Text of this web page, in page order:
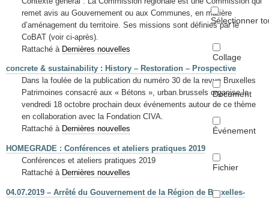
Sélectionner
Collage
Document
Événement
Fichier
remet avis au Gouvernement ou aux Communes, en matière
d’aménagement du territoire. Ses missions sont définies par le
CoBAT (voir ci-après).
Rattaché à Dernières nouvelles
concrete & sustainability : History – Restoration – Prospective
Dans la foulée de la publication du numéro 30 de la revue Bruxelles
Patrimoines consacré aux « Bétons », urban.brussels organise le
vendredi 18 octobre prochain deux événements autour de ce thème
en collaboration avec la Fondation CIVA.
Rattaché à Dernières nouvelles
HOMEGRADE : Conférences et ateliers pratiques 2019
Conférences et ateliers pratiques 2019
Rattaché à Dernières nouvelles
04.07.2019 – Arrêté du Gouvernement de la Région de Bruxelles-